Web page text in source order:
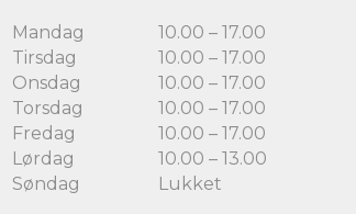
Mandag
10.00 – 17.00
Tirsdag
10.00 – 17.00
Onsdag
10.00 – 17.00
Torsdag
10.00 – 17.00
Fredag
10.00 – 17.00
Lørdag
10.00 – 13.00
Søndag
Lukket